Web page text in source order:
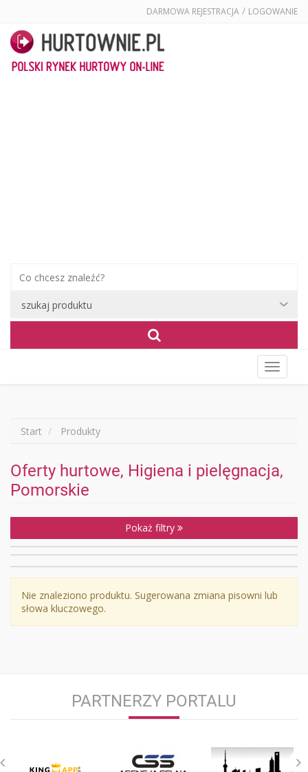
DARMOWA REJESTRACJA / LOGOWANIE
menu
Start Produkty
Oferty hurtowe, Higiena i pielęgnacja,
Pomorskie
Pokaż filtry
Nie znaleziono produktu. Sugerowana zmiana pisowni lub
słowa kluczowego.
PARTNERZY PORTALU